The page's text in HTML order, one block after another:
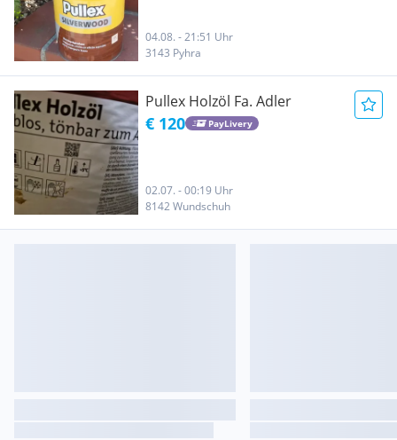
04.08. - 21:51 Uhr
3143 Pyhra
Pullex Holzöl Fa. Adler
€ 120 PayLivery
02.07. - 00:19 Uhr
8142 Wundschuh